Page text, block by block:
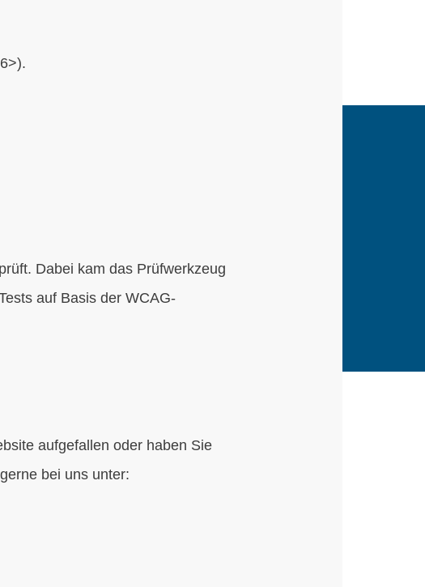
Dabei kam das Prüfwerkzeug
auf Basis der WCAG-
aufgefallen oder haben Sie
bei uns unter: